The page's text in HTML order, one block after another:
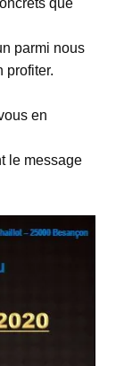
parmi nous
profiter.
en
le message